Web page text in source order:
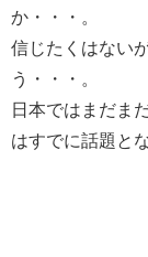
か・・・。
信じたくはない
う・・・。
日本ではまだま
はすでに話題と